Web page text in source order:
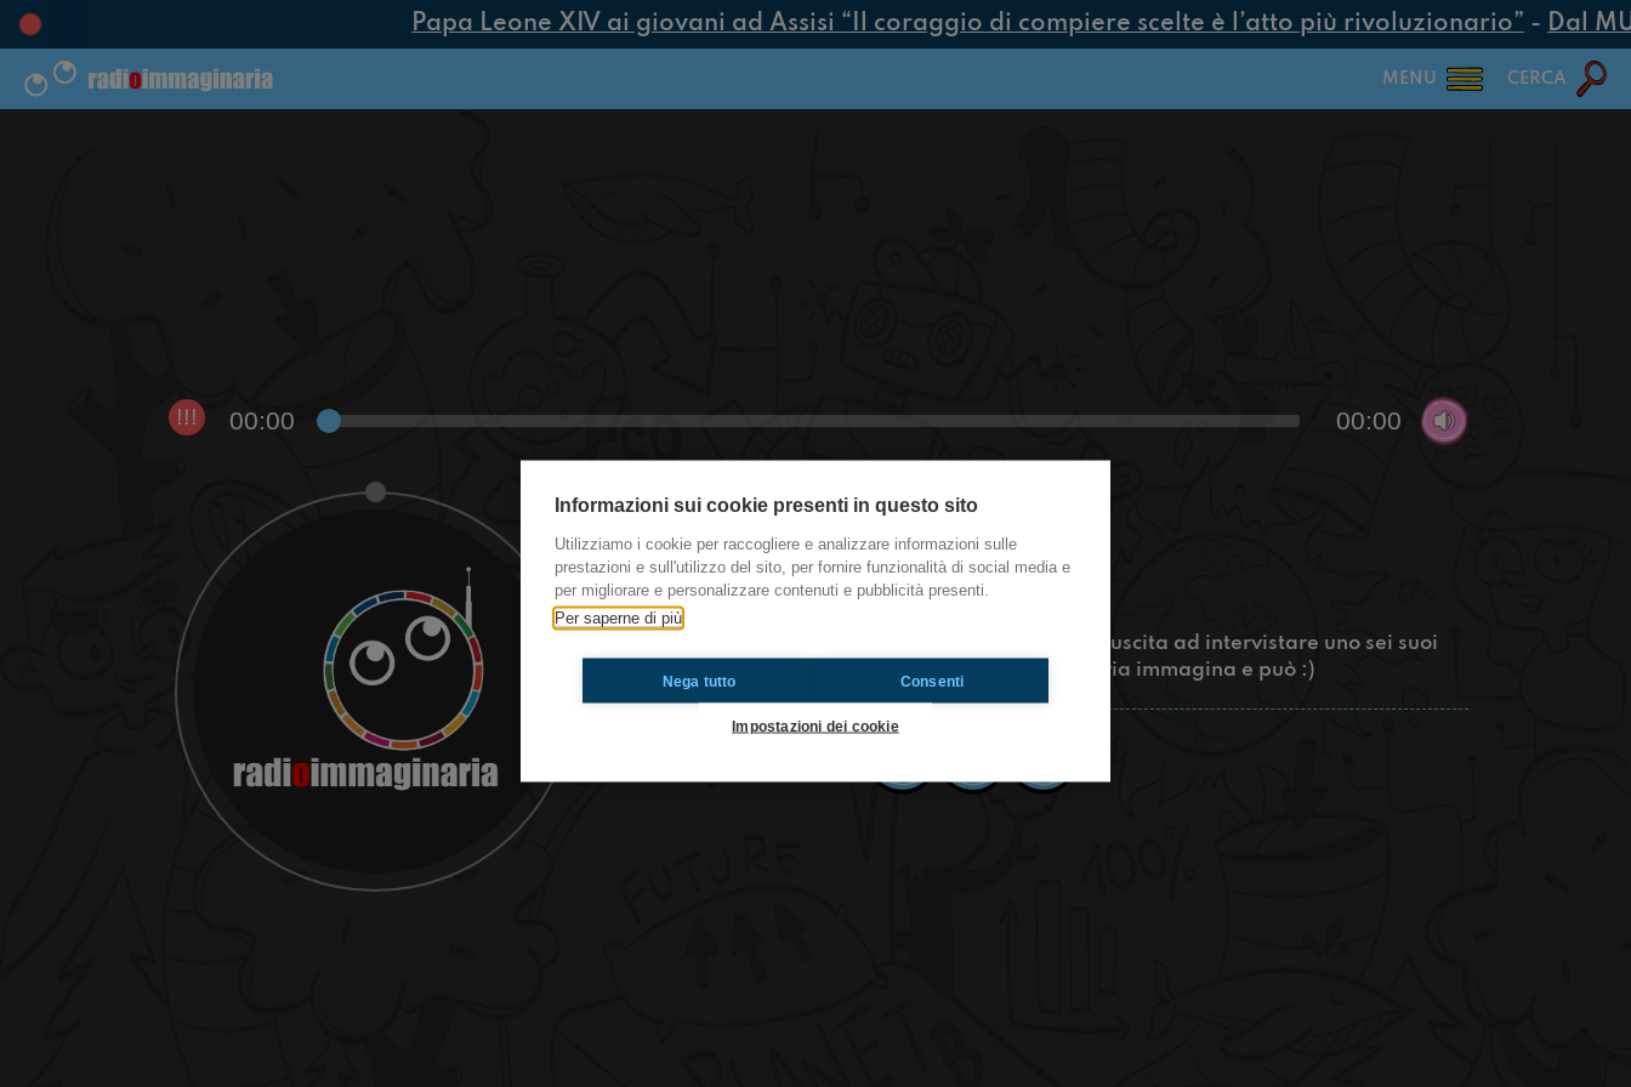
Papa Leone XIV ai giovani ad Assisi “Il coraggio di compiere scelte è l’atto più rivoluzionario”-Dal
MENU CERCA
!!! 00:00 00:00
Mario Biondi
Giulia M., con voce tremolante ed emozionata, è riuscita ad intervistare uno sei suoi
cantanti preferiti: Mario Biondi!!! Radioimmaginaria immagina e può :)
Informazioni sui cookie presenti in questo sito
Utilizziamo i cookie per raccogliere e analizzare informazioni sulle
prestazioni e sull'utilizzo del sito, per fornire funzionalità di social media e
per migliorare e personalizzare contenuti e pubblicità presenti.
Per saperne di più
Nega tutto Consenti
Impostazioni dei cookie